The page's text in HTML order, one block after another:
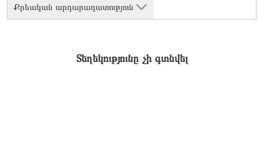
Քրեական արդարադատություն
Տեղեկությունը չի գտնվել